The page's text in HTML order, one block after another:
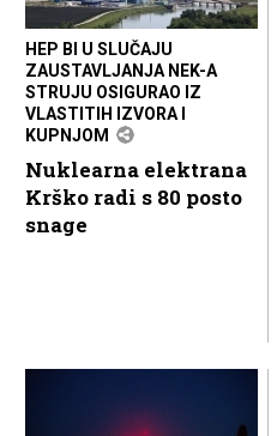
HEP BI U SLUČAJU
ZAUSTAVLJANJA NEK-A
STRUJU OSIGURAO IZ
VLASTITIH IZVORA I
KUPNJOM
Nuklearna elektrana
Krško radi s 80 posto
snage